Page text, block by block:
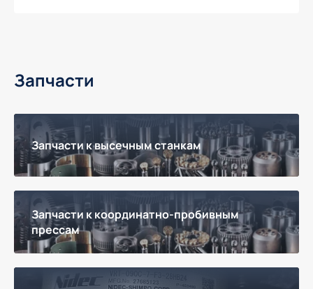
Запчасти
Запчасти к высечным станкам
Запчасти к координатно-пробивным
прессам